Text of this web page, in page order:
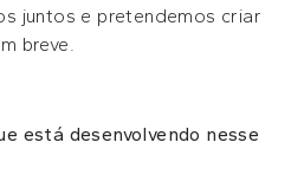
juntos e pretendemos criar
breve.
está desenvolvendo nesse